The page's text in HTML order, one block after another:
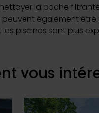
la poche
également
piscines sont plus
vous